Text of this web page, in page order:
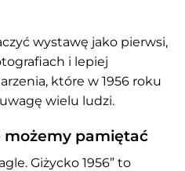
wystawę jako pierwsi,
i lepiej
które w 1956 roku
wielu ludzi.
możemy pamiętać
Giżycko 1956” to